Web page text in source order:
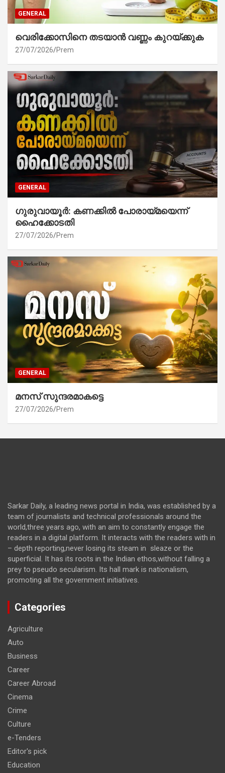
GENERAL
വെരിക്കോസിനെ തടയാൻ വണ്ണം കുറയ്ക്കുക
27/07/2026 Prem
GENERAL
ഗുരുവായൂർ: കണക്കിൽ പോരായ്മയെന്ന്
ഹൈക്കോടതി
27/07/2026 Prem
GENERAL
മനസ് സുന്ദരമാകട്ടെ
27/07/2026 Prem
Sarkar Daily, a leading news portal in India, was established by a
team of journalists and technical professionals around the
world,three years ago, with an aim to constantly engage the
readers in a digital platform. It interacts with the readers with in
– depth reporting,never losing its steam in sleaze or the
superficial. It has its roots in the Indian ethos,without falling a
prey to pseudo secularism. Its hall mark is nationalism,
promoting all the government initiatives.
Categories
Agriculture
Auto
Business
Career
Career Abroad
Cinema
Crime
Culture
e-Tenders
Editor's pick
Education